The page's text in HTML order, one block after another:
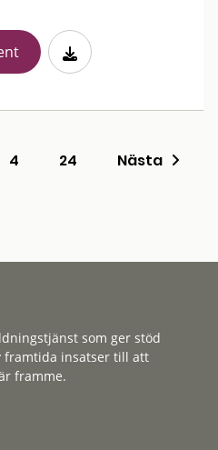
4 24 Nästa
som ger stöd
framtida insatser till att
framme.